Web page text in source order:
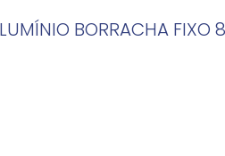
BORRACHA FIXO